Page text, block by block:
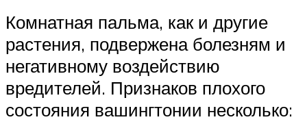
Комнатная пальма, как и другие
растения, подвержена болезням и
негативному воздействию
вредителей. Признаков плохого
состояния вашингтонии несколько: